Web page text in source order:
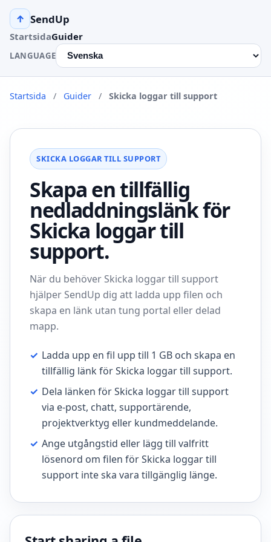
↑ SendUp
StartsidaGuider
LANGUAGE
Startsida / Guider / Skicka loggar till support
SKICKA LOGGAR TILL SUPPORT
Skapa en tillfällig
nedladdningslänk för
Skicka loggar till
support.
När du behöver Skicka loggar till support
hjälper SendUp dig att ladda upp filen och
skapa en länk utan tung portal eller delad
mapp.
✓ Ladda upp en fil upp till 1 GB och skapa en
tillfällig länk för Skicka loggar till support.
✓ Dela länken för Skicka loggar till support
via e-post, chatt, supportärende,
projektverktyg eller kundmeddelande.
✓ Ange utgångstid eller lägg till valfritt
lösenord om filen för Skicka loggar till
support inte ska vara tillgänglig länge.